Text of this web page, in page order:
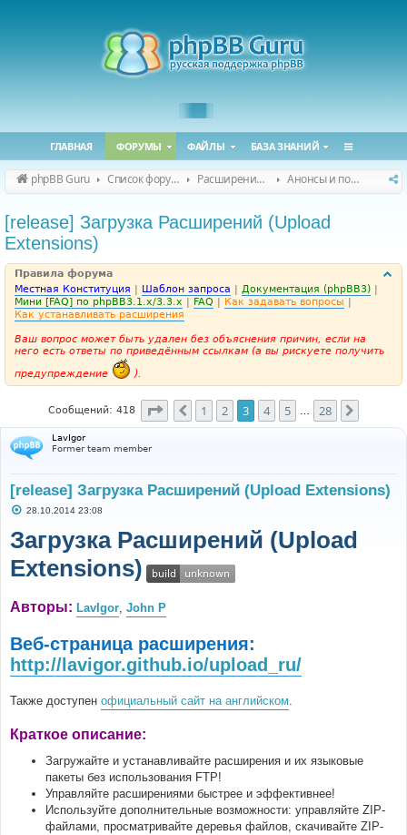
ГЛАВНАЯ ФОРУМЫ ФАЙЛЫ БАЗА ЗНАНИЙ
phpBB Guru Список форумов Расширения phpBB Анонсы и поддержка расширений для phpBB
[release] Загрузка Расширений (Upload
Extensions)
Правила форума
Местная Конституция | Шаблон запроса | Документация (phpBB3) |
Мини [FAQ] по phpBB3.1.x/3.3.x | FAQ | Как задавать вопросы |
Как устанавливать расширения
Ваш вопрос может быть удален без объяснения причин, если на
него есть ответы по приведённым ссылкам (а вы рискуете получить
предупреждение
).
Сообщений: 418 Страница 3из28
Пред.
1 2 3 4 5 28
LavIgor
Former team member
[release] Загрузка Расширений (Upload Extensions)
С
б
е
н
28.10.2014 23:08
Загрузка Расширений (Upload
Extensions)
Авторы: LavIgor, John P
Веб-страница расширения:
http://lavigor.github.io/upload_ru/
Также доступен официальный сайт на английском.
Краткое описание:
Загружайте и устанавливайте расширения и их языковые
пакеты без использования FTP!
Управляйте расширениями быстрее и эффективнее!
Используйте дополнительные возможности: управляйте ZIP-
файлами, просматривайте деревья файлов, скачивайте ZIP-